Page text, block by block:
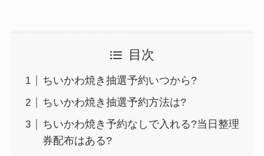
目次
ちいかわ焼き抽選予約いつから?
ちいかわ焼き抽選予約方法は?
ちいかわ焼き予約なしで入れる?当日整理
券配布はある?